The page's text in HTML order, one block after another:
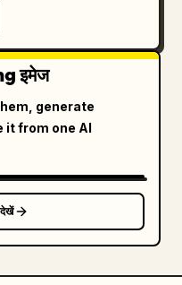
इमेज
generate
it from one AI